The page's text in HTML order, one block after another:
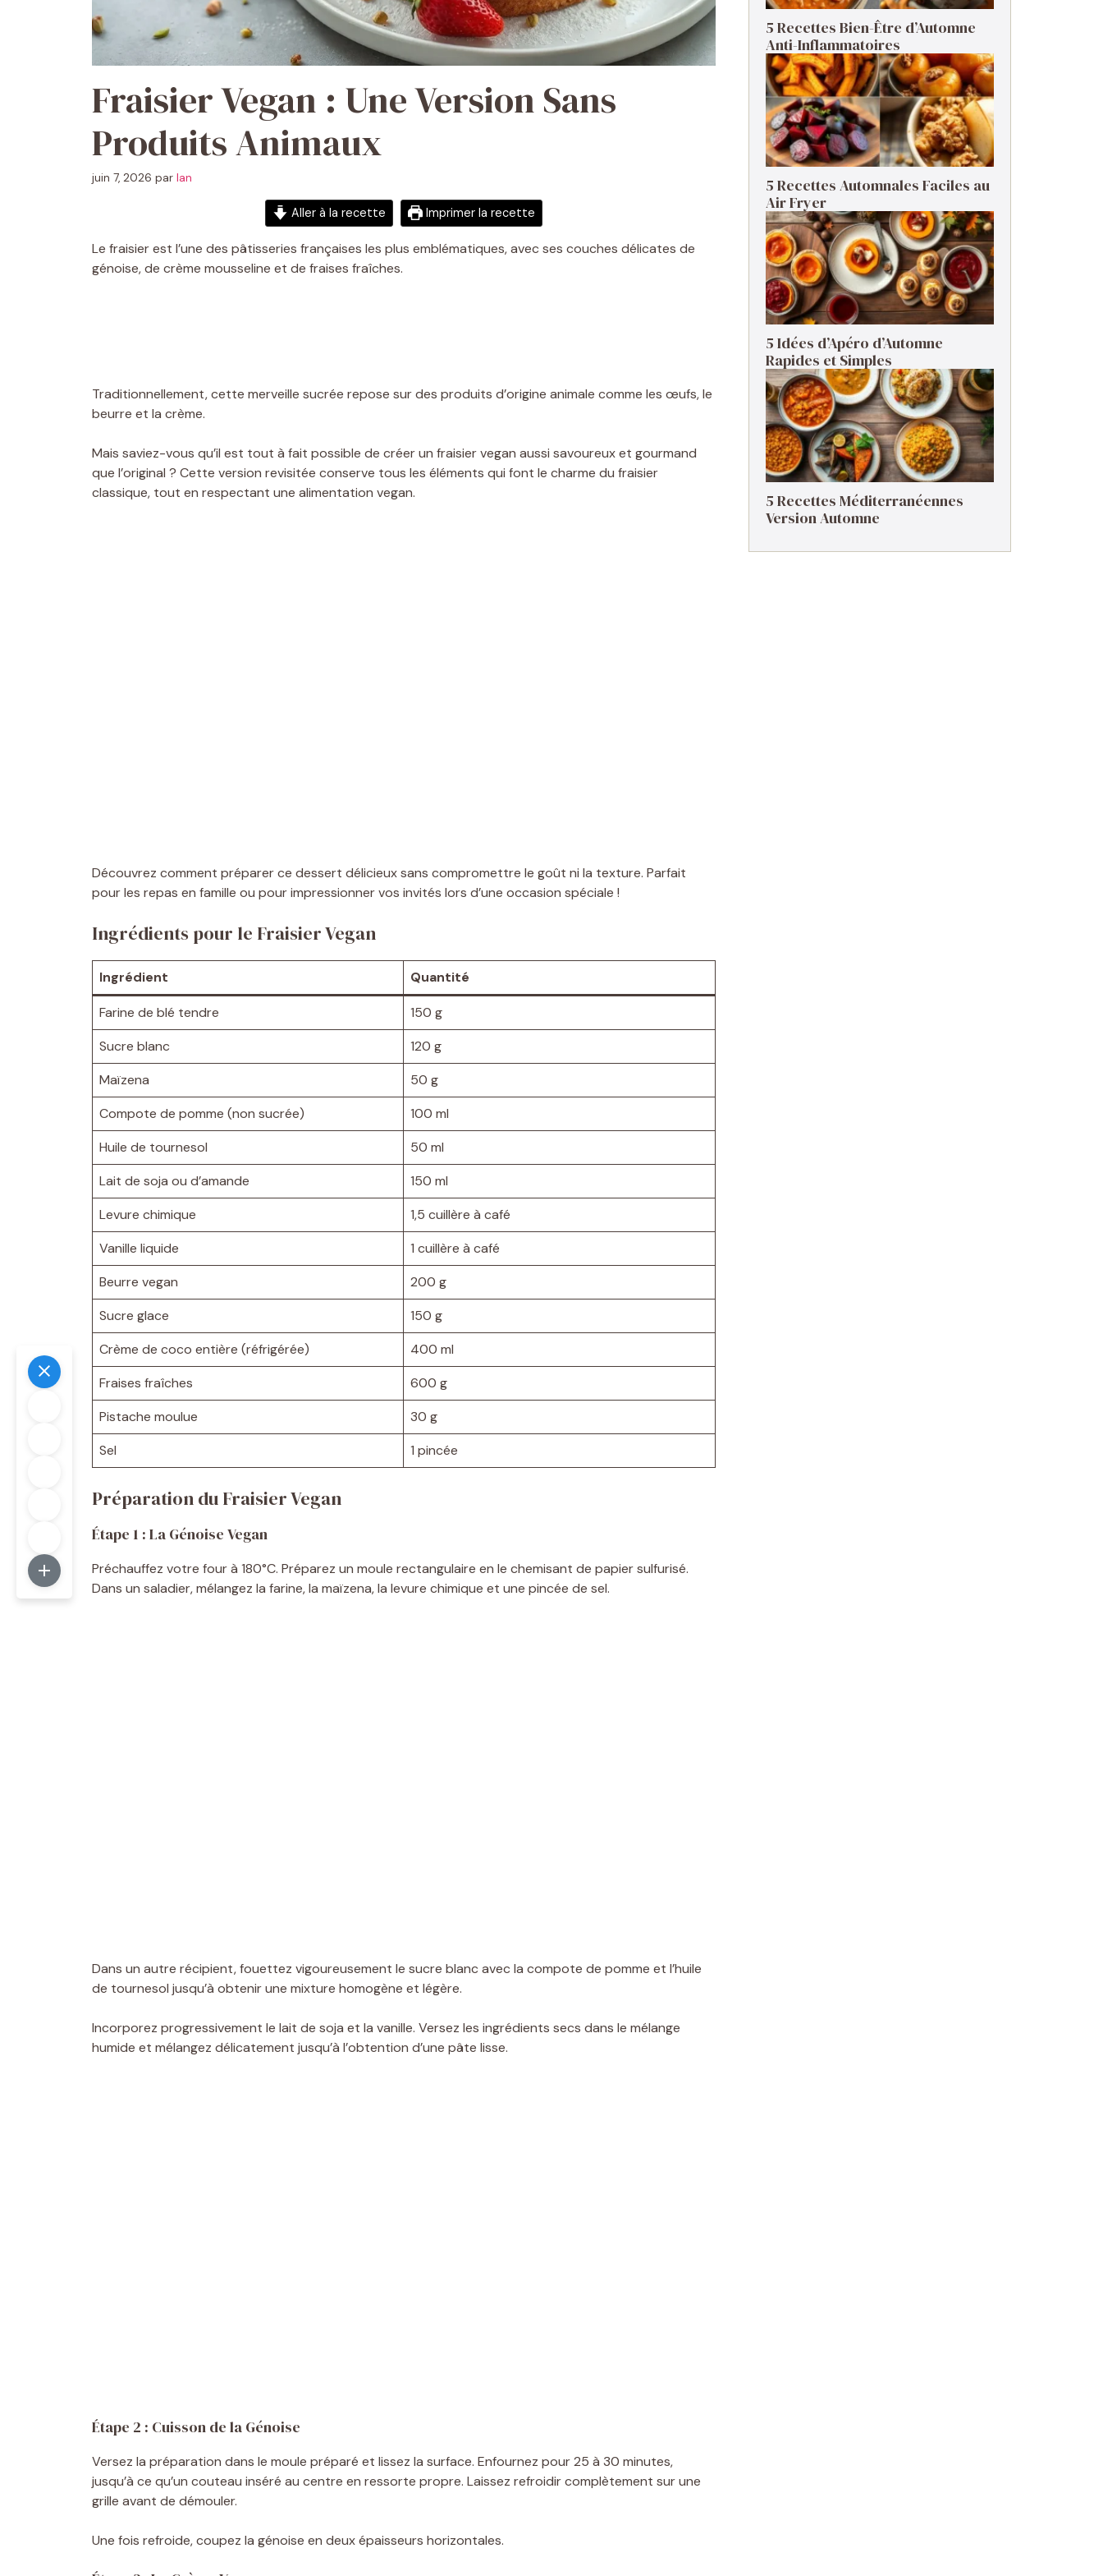
Fraisier Vegan : Une Version Sans
Produits Animaux
juin 7, 2026 par Ian
Aller à la recette Imprimer la recette
Le fraisier est l’une des pâtisseries françaises les plus emblématiques, avec ses couches délicates de
génoise, de crème mousseline et de fraises fraîches.
Traditionnellement, cette merveille sucrée repose sur des produits d’origine animale comme les œufs, le
beurre et la crème.
Mais saviez-vous qu’il est tout à fait possible de créer un fraisier vegan aussi savoureux et gourmand
que l’original ? Cette version revisitée conserve tous les éléments qui font le charme du fraisier
classique, tout en respectant une alimentation vegan.
Découvrez comment préparer ce dessert délicieux sans compromettre le goût ni la texture. Parfait
pour les repas en famille ou pour impressionner vos invités lors d’une occasion spéciale !
Ingrédients pour le Fraisier Vegan
Ingrédient Quantité
Farine de blé tendre
150 g
Sucre blanc
120 g
Maïzena
50 g
Compote de pomme (non sucrée)
100 ml
Huile de tournesol
50 ml
Lait de soja ou d’amande
150 ml
Levure chimique
1,5 cuillère à café
Vanille liquide
1 cuillère à café
Beurre vegan
200 g
Sucre glace
150 g
Crème de coco entière (réfrigérée)
400 ml
Fraises fraîches
600 g
Pistache moulue
30 g
Sel
1 pincée
Préparation du Fraisier Vegan
Étape 1 : La Génoise Vegan
Préchauffez votre four à 180°C. Préparez un moule rectangulaire en le chemisant de papier sulfurisé.
Dans un saladier, mélangez la farine, la maïzena, la levure chimique et une pincée de sel.
Dans un autre récipient, fouettez vigoureusement le sucre blanc avec la compote de pomme et l’huile
de tournesol jusqu’à obtenir une mixture homogène et légère.
Incorporez progressivement le lait de soja et la vanille. Versez les ingrédients secs dans le mélange
humide et mélangez délicatement jusqu’à l’obtention d’une pâte lisse.
Étape 2 : Cuisson de la Génoise
Versez la préparation dans le moule préparé et lissez la surface. Enfournez pour 25 à 30 minutes,
jusqu’à ce qu’un couteau inséré au centre en ressorte propre. Laissez refroidir complètement sur une
grille avant de démouler.
Une fois refroide, coupez la génoise en deux épaisseurs horizontales.
5 Recettes Bien-Être d’Automne
Anti-Inflammatoires
5 Recettes Automnales Faciles au
Air Fryer
5 Idées d’Apéro d’Automne
Rapides et Simples
5 Recettes Méditerranéennes
Version Automne